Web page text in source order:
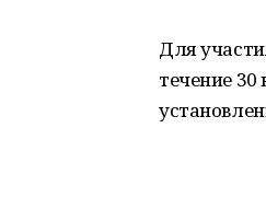
Для
течение